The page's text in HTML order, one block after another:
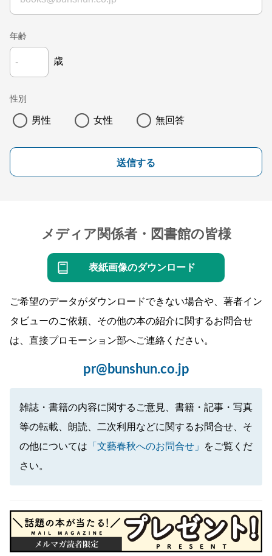
年齢
歳
性別
男性 女性 無回答
送信する
メディア関係者・図書館の皆様
表紙画像のダウンロード
ご希望のデータがダウンロードできない場合や、著者イン
タビューのご依頼、その他の本の紹介に関するお問合せ
は、直接プロモーション部へご連絡ください。
pr@bunshun.co.jp
雑誌・書籍の内容に関するご意見、書籍・記事・写真
等の転載、朗読、二次利用などに関するお問合せ、そ
の他については 「文藝春秋へのお問合せ」
をご覧くだ
さい。